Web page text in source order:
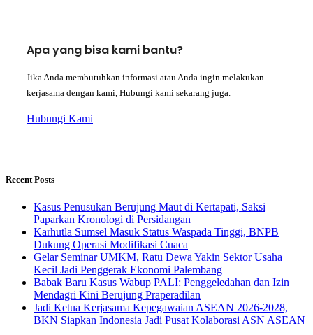
Apa yang bisa kami bantu?
Jika Anda membutuhkan informasi atau Anda ingin melakukan
kerjasama dengan kami, Hubungi kami sekarang juga.
Hubungi Kami
Recent Posts
Kasus Penusukan Berujung Maut di Kertapati, Saksi
Paparkan Kronologi di Persidangan
Karhutla Sumsel Masuk Status Waspada Tinggi, BNPB
Dukung Operasi Modifikasi Cuaca
Gelar Seminar UMKM, Ratu Dewa Yakin Sektor Usaha
Kecil Jadi Penggerak Ekonomi Palembang
Babak Baru Kasus Wabup PALI: Penggeledahan dan Izin
Mendagri Kini Berujung Praperadilan
Jadi Ketua Kerjasama Kepegawaian ASEAN 2026-2028,
BKN Siapkan Indonesia Jadi Pusat Kolaborasi ASN ASEAN